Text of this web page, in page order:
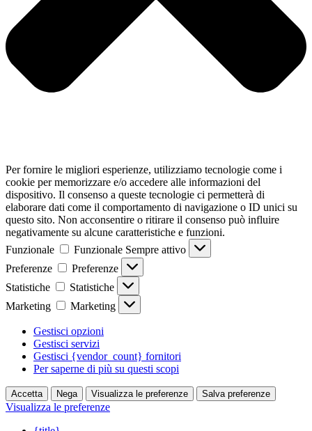
Per fornire le migliori esperienze, utilizziamo tecnologie come i
cookie per memorizzare e/o accedere alle informazioni del
dispositivo. Il consenso a queste tecnologie ci permetterà di
elaborare dati come il comportamento di navigazione o ID unici su
questo sito. Non acconsentire o ritirare il consenso può influire
negativamente su alcune caratteristiche e funzioni.
Funzionale
Funzionale Sempre attivo
Preferenze
Preferenze
Statistiche
Statistiche
Marketing
Marketing
Gestisci opzioni
Gestisci servizi
Gestisci {vendor_count} fornitori
Per saperne di più su questi scopi
Accetta Nega Visualizza le preferenze Salva preferenze
Visualizza le preferenze